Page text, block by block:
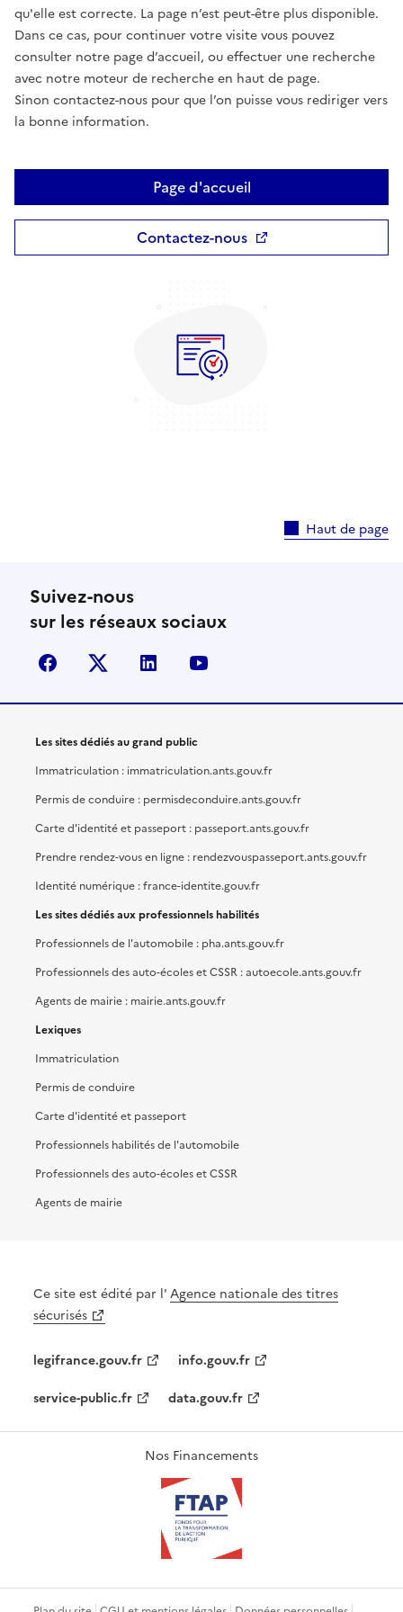
qu'elle est correcte. La page n’est peut-être plus disponible.
Dans ce cas, pour continuer votre visite vous pouvez
consulter notre page d’accueil, ou effectuer une recherche
avec notre moteur de recherche en haut de page.
Sinon contactez-nous pour que l’on puisse vous rediriger vers
la bonne information.
Page d'accueil
Contactez-nous
Haut de page
Suivez-nous
sur les réseaux sociaux
facebook X (anciennement Twitter)
linkedin
Les sites dédiés au grand public
Immatriculation : immatriculation.ants.gouv.fr
Permis de conduire : permisdeconduire.ants.gouv.fr
Carte d'identité et passeport : passeport.ants.gouv.fr
Prendre rendez-vous en ligne : rendezvouspasseport.ants.gouv.fr
Identité numérique : france-identite.gouv.fr
Les sites dédiés aux professionnels habilités
Professionnels de l'automobile : pha.ants.gouv.fr
Professionnels des auto-écoles et CSSR : autoecole.ants.gouv.fr
Agents de mairie : mairie.ants.gouv.fr
Lexiques
Immatriculation
Permis de conduire
Carte d'identité et passeport
Professionnels habilités de l'automobile
Professionnels des auto-écoles et CSSR
Agents de mairie
Ce site est édité par l'Agence nationale des titres
sécurisés
legifrance.gouv.fr
info.gouv.fr
service-public.fr
data.gouv.fr
Nos Financements